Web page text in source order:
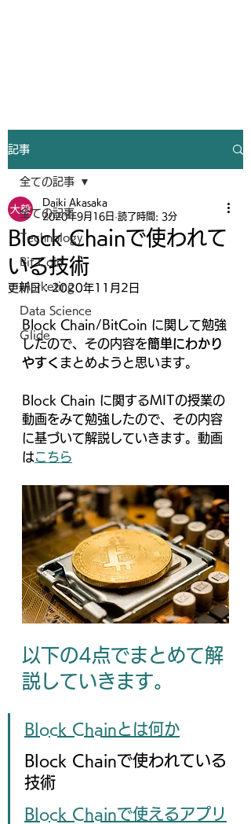
記事
全ての記事
Technology
Bit Coin
Marketing
Data Science
Glide
全ての記事
Block Chainで使われて
いる技術
Daiki Akasaka
2020年9月16日 読了時間: 3分
更新日：2020年11月2日
Block Chain/BitCoin に関して勉強
したので、その内容を簡単にわかり
やすく まとめようと思います。
Block Chain に関するMITの授業の
動画をみて勉強したので、その内容
に基づいて解説していきます。動画
はこちら
以下の4点でまとめて解
説していきます。
Block Chainとは何か
Block Chainで使われている
技術
Block Chainで使えるアプリ